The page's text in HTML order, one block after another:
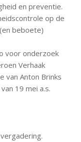
en preventie.
op de
beboete)
voor onderzoek
Verhaak
van Anton Brinks
19 mei a.s.